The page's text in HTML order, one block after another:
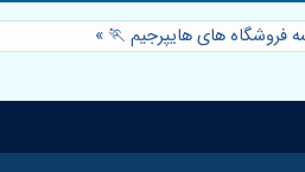
فروشگاه های هایپرجیم 🏃 »